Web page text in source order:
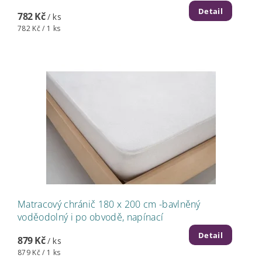
782 Kč/ ks
782 Kč / 1 ks
Detail
Matracový chránič 180 x 200 cm -bavlněný
voděodolný i po obvodě, napínací
879 Kč/ ks
879 Kč / 1 ks
Detail